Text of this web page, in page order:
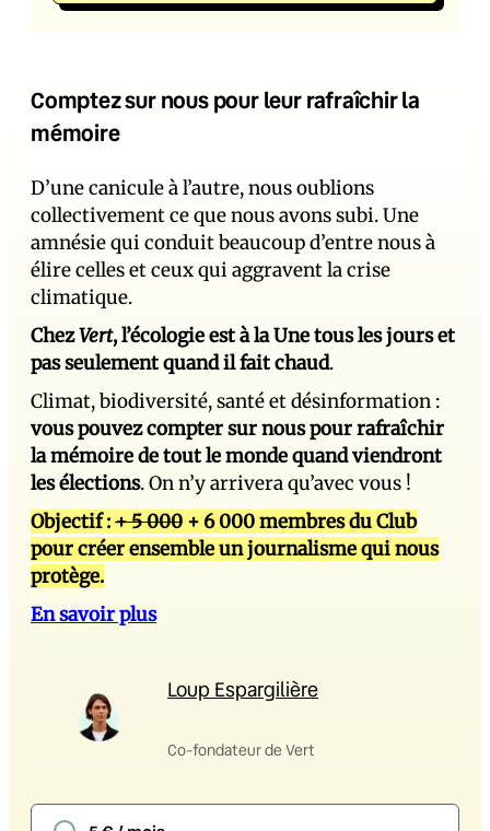
Comptez sur nous pour leur rafraîchir la
mémoire
D’une canicule à l’autre, nous oublions
collectivement ce que nous avons subi. Une
amnésie qui conduit beaucoup d’entre nous à
élire celles et ceux qui aggravent la crise
climatique.
ChezVert, l’écologie est à la Une tous les jours et
pas seulement quand il fait chaud.
Climat, biodiversité, santé et désinformation :
vous pouvez compter sur nous pour rafraîchir
la mémoire de tout le monde quand viendront
les élections. On n’y arrivera qu’avec vous !
Objectif :+ 5 000 + 6 000 membres du Club
pour créer ensemble un journalisme qui nous
protège.
En savoir plus
Loup Espargilière
Co-fondateur de Vert